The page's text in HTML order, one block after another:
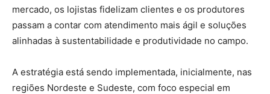
mercado, os lojistas fidelizam clientes e os produtores
passam a contar com atendimento mais ágil e soluções
alinhadas à sustentabilidade e produtividade no campo.
A estratégia está sendo implementada, inicialmente, nas
regiões Nordeste e Sudeste, com foco especial em